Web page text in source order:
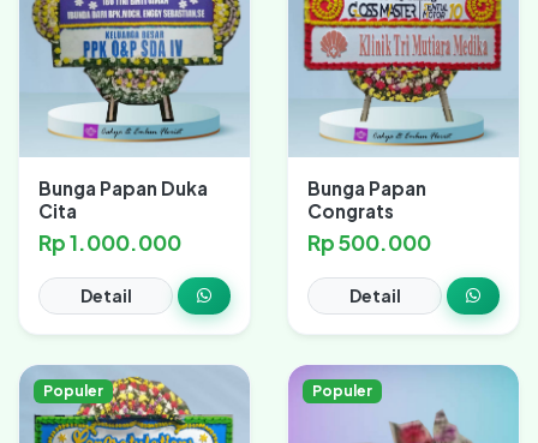
Bunga Papan Duka
Cita
Rp 1.000.000
Detail
Bunga Papan
Congrats
Rp 500.000
Detail
Populer Populer